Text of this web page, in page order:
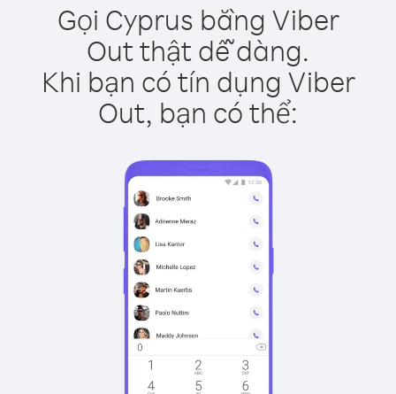
Gọi Cyprus bằng Viber
Out thật dễ dàng.
Khi bạn có tín dụng Viber
Out, bạn có thể: